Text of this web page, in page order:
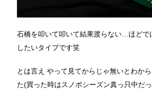
石橋を叩いて叩いて結果渡らない…ほどで
したいタイプです笑
とは言え やって見てからじゃ無いとわか
た(買った時はスノボシーズン真っ只中だ